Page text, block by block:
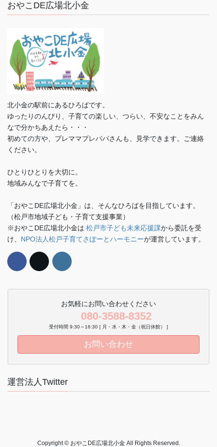
おやこDE広場北小金
北小金の駅前にあるひろばです。
ゆったりのんびり、子育ての楽しい、つらい、不安なことをみん
なで分かちあえたら・・・
初めての方や、プレママプレパパさんも、見学できます。ご連絡
ください。
ひとりひとりを大切に。
地域みんなで子育てを。
「おやこDE広場北小金」は、そんなひろばを目指しています。
（松戸市地域子ども・子育て支援事業）
※おやこDE広場北小金は 松戸市子ども未来応援課から委託を受
け、 NPO法人松戸子育てさぽーとハーモニーが運営しています。
お気軽にお問い合わせください
080-3588-8352
受付時間 9:30～16:30 [ 月・水・木・金（祝日休館） ]
お問い合わせ
運営法人Twitter
Copyright © おやこDE広場北小金 All Rights Reserved.